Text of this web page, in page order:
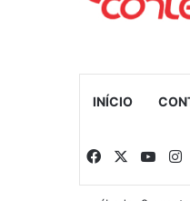
INÍCIO
Facebook